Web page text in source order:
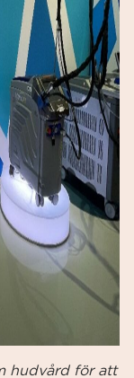
hudvård för att